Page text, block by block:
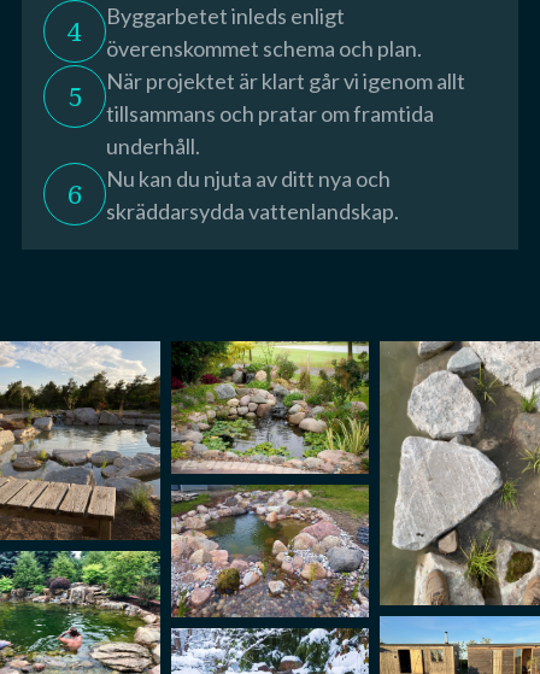
4
Byggarbetet inleds enligt
överenskommet schema och plan.
5
När projektet är klart går vi igenom allt
tillsammans och pratar om framtida
underhåll.
6
Nu kan du njuta av ditt nya och
skräddarsydda vattenlandskap.